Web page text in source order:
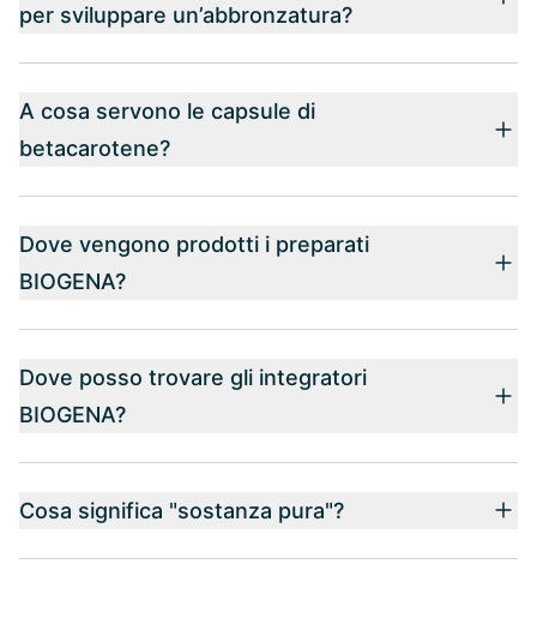
per sviluppare un’abbronzatura?
A cosa servono le capsule di
betacarotene?
Dove vengono prodotti i preparati
BIOGENA?
Dove posso trovare gli integratori
BIOGENA?
Cosa significa "sostanza pura"?